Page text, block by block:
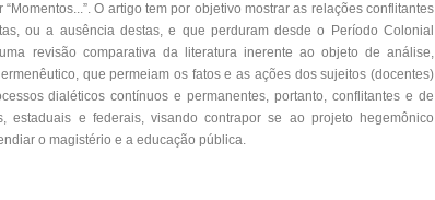
O artigo tem por objetivo mostrar as relações conflitantes
ou a ausência destas, e que perduram desde o Período Colonial
revisão comparativa da literatura inerente ao objeto de análise,
que permeiam os fatos e as ações dos sujeitos (docentes)
dialéticos contínuos e permanentes, portanto, conflitantes e de
estaduais e federais, visando contrapor se ao projeto hegemônico
o magistério e a educação pública.